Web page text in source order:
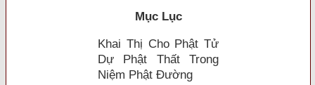
Mục Lục
Khai Thị Cho Phật Tử
Dự Phật Thất Trong
Niệm Phật Ðường